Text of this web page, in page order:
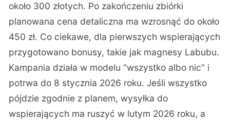
około 300 złotych. Po zakończeniu zbiórki
planowana cena detaliczna ma wzrosnąć do około
450 zł. Co ciekawe, dla pierwszych wspierających
przygotowano bonusy, takie jak magnesy Labubu.
Kampania działa w modelu “wszystko albo nic” i
potrwa do 8 stycznia 2026 roku. Jeśli wszystko
pójdzie zgodnie z planem, wysyłka do
wspierających ma ruszyć w lutym 2026 roku, a